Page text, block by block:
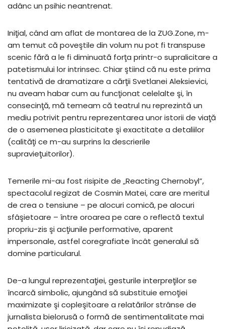
adânc un psihic neantrenat.
Iniţial, când am aflat de montarea de la ZUG.Zone, m-
am temut că poveştile din volum nu pot fi transpuse
scenic fără a le fi diminuată forţa printr-o supralicitare a
patetismului lor intrinsec. Chiar ştiind că nu este prima
tentativă de dramatizare a cărţii Svetlanei Aleksievici,
nu aveam habar cum au funcţionat celelalte şi, în
consecinţă, mă temeam că teatrul nu reprezintă un
mediu potrivit pentru reprezentarea unor istorii de viaţă
de o asemenea plasticitate şi exactitate a detaliilor
(calităţi ce m-au surprins la descrierile
supravieţuitorilor).
Temerile mi-au fost risipite de „Reacting Chernobyl”,
spectacolul regizat de Cosmin Matei, care are meritul
de crea o tensiune – pe alocuri comică, pe alocuri
sfâşietoare – între oroarea pe care o reflectă textul
propriu-zis şi acţiunile performative, aparent
impersonale, astfel coregrafiate încât generalul să
domine particularul.
De-a lungul reprezentaţiei, gesturile interpreţilor se
încarcă simbolic, ajungând să substituie emoţiei
maximizate şi copleşitoare a relatărilor strânse de
jurnalista bielorusă o formă de sentimentalitate mai